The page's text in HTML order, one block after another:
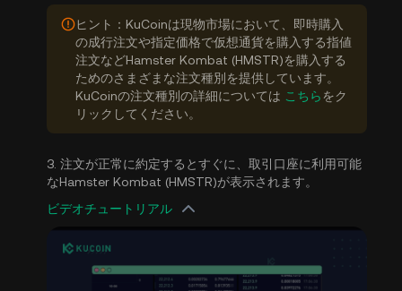
ヒント：KuCoinは現物市場において、即時購入
の成行注文や指定価格で仮想通貨を購入する指値
注文などHamster Kombat (HMSTR)を購入する
ためのさまざまな注文種別を提供しています。
KuCoinの注文種別の詳細については こちらをク
リックしてください。
3. 注文が正常に約定するとすぐに、取引口座に利用可能
なHamster Kombat (HMSTR)が表示されます。
ビデオチュートリアル